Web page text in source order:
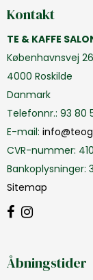
Kontakt
TE & KAFFE
Københavnsvej 26
4000 Roskilde
Danmark
Telefonnr.: 93 80
E-mail:
CVR-nummer:
Bankoplysninger:
Sitemap
Åbningstider